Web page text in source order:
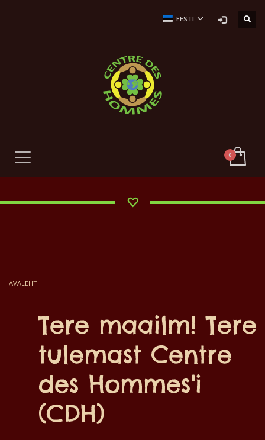
EESTI
AVALEHT
Tere maailm! Tere
tulemast Centre
des Hommes'i
(CDH)